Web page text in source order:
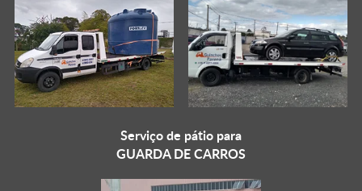
Serviço de pátio para
GUARDA DE CARROS